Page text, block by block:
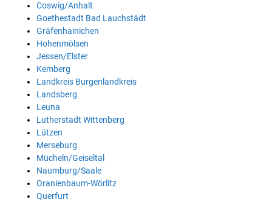
Coswig/Anhalt
Goethestadt Bad Lauchstädt
Gräfenhainichen
Hohenmölsen
Jessen/Elster
Kemberg
Landkreis Burgenlandkreis
Landsberg
Leuna
Lutherstadt Wittenberg
Lützen
Merseburg
Mücheln/Geiseltal
Naumburg/Saale
Oranienbaum-Wörlitz
Querfurt